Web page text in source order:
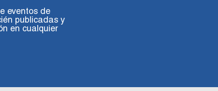
eventos de
publicadas y
en cualquier